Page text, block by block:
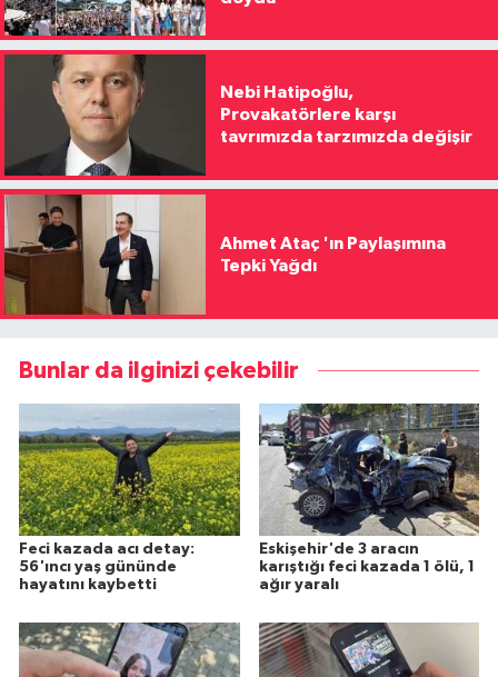
Nebi Hatipoğlu,
Provakatörlere karşı
tavrımızda tarzımızda değişir
Ahmet Ataç 'ın Paylaşımına
Tepki Yağdı
Bunlar da ilginizi çekebilir
Feci kazada acı detay:
56'ıncı yaş gününde
hayatını kaybetti
Eskişehir'de 3 aracın
karıştığı feci kazada 1 ölü, 1
ağır yaralı